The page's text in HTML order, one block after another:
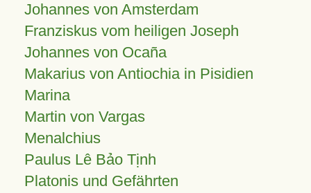
Johannes von Amsterdam
Franziskus vom heiligen Joseph
Johannes von Ocaña
Makarius von Antiochia in Pisidien
Marina
Martin von Vargas
Menalchius
Paulus Lê Bảo Tịnh
Platonis und Gefährten